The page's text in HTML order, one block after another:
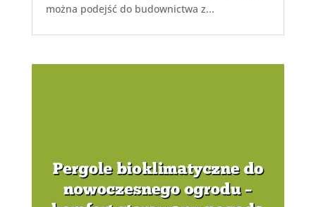
można podejść do budownictwa z...